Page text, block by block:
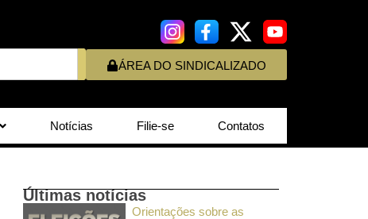
ÁREA DO SINDICALIZADO
Notícias Filie-se Contatos
Últimas notícias
Orientações sobre as